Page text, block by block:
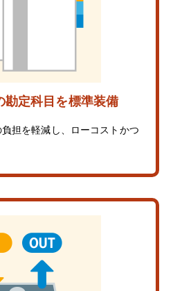
勘定科目を標準装備
担を軽減し、ローコストかつ